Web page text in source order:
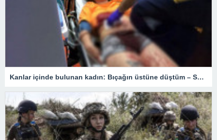
Kanlar içinde bulunan kadın: Bıçağın üstüne düştüm – Son Dakika Türkiye Haberleri